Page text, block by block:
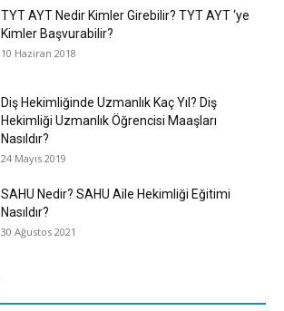
TYT AYT Nedir Kimler Girebilir? TYT AYT ‘ye
Kimler Başvurabilir?
10 Haziran 2018
Diş Hekimliğinde Uzmanlık Kaç Yıl? Diş
Hekimliği Uzmanlık Öğrencisi Maaşları
Nasıldır?
24 Mayıs 2019
SAHU Nedir? SAHU Aile Hekimliği Eğitimi
Nasıldır?
30 Ağustos 2021